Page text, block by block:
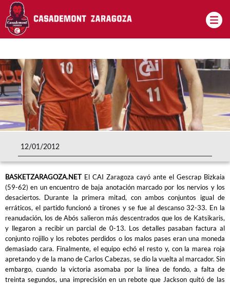
Pasar al contenido principal
12/01/2012
BASKETZARAGOZA.NET El CAI Zaragoza cayó ante el Gescrap Bizkaia
(59-62) en un encuentro de baja anotación marcado por los nervios y los
desaciertos. Durante la primera mitad, con ambos conjuntos igual de
erráticos, el partido funcionó a tirones y se fue al descanso 32-33. En la
reanudación, los de Abós salieron más descentrados que los de Katsikaris,
y llegaron a recibir un parcial de 0-13. Los detalles pasaban factura al
conjunto rojillo y los rebotes perdidos o los malos pases eran una moneda
demasiado cara. Finalmente, el equipo echó el resto y, con la marea roja
apretando y de la mano de Carlos Cabezas, se dio la vuelta al marcador. Sin
embargo, cuando la victoria asomaba por la línea de fondo, a falta de
treinta segundos, una imprecisión en un rebote que Jackson quitó de las